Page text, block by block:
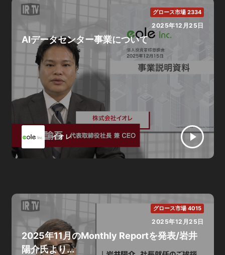
グロース市場 2334
2025年12月25日
イオレ
AIデータセンター事業について
グロース市場 4015
2025年12月25日
2025年11月のMonthly Reportを発表/岩井
陽介氏より...